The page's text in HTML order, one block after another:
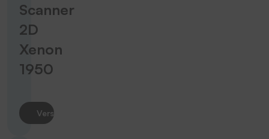
Scanner
2D
Xenon
1950
Vers le produit